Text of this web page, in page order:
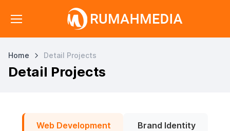
Home Detail Projects
Detail Projects
Web Development Brand Identity